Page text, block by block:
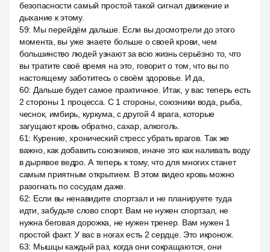
безопасности самый простой такой сигнал движение и
дыхание к этому.
59: Мы перейдём дальше. Если вы досмотрели до этого
момента, вы уже знаете больше о своей крови, чем
большинство людей узнают за всю жизнь серьёзно то, что
вы тратите своё время на это, говорит о том, что вы по
настоящему заботитесь о своём здоровье. И да,
60: Дальше будет самое практичное. Итак, у вас теперь есть
2 стороны 1 процесса. С 1 стороны, союзники вода, рыба,
чеснок, имбирь, куркума, с другой 4 врага, которые
загущают кровь обратно, сахар, алкоголь.
61: Курение, хронический стресс убрать врагов. Так же
важно, как добавить союзников, иначе это как наливать воду
в дырявое ведро. А теперь к тому, что для многих станет
самым приятным открытием. В этом видео кровь можно
разогнать по сосудам даже.
62: Если вы ненавидите спортзал и не планируете туда
идти, забудьте слово спорт. Вам не нужен спортзал, не
нужна беговая дорожка, не нужен тренер. Вам нужен 1
простой факт. У вас в ногах есть 2 сердце. Это икронож.
63: Мышцы каждый раз, когда они сокращаются, они